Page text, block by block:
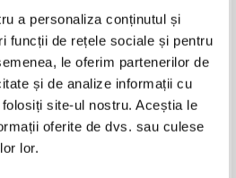
a personaliza conținutul și
funcții de rețele sociale și pentru
le oferim partenerilor de
și de analize informații cu
site-ul nostru. Aceștia le
oferite de dvs. sau culese
lor.
Johanna Lindsey - Promisiunea
Pret:7,00 Lei
Adaugă în coș